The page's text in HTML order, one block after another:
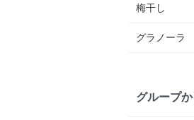
梅干し
グラノーラ
グループ